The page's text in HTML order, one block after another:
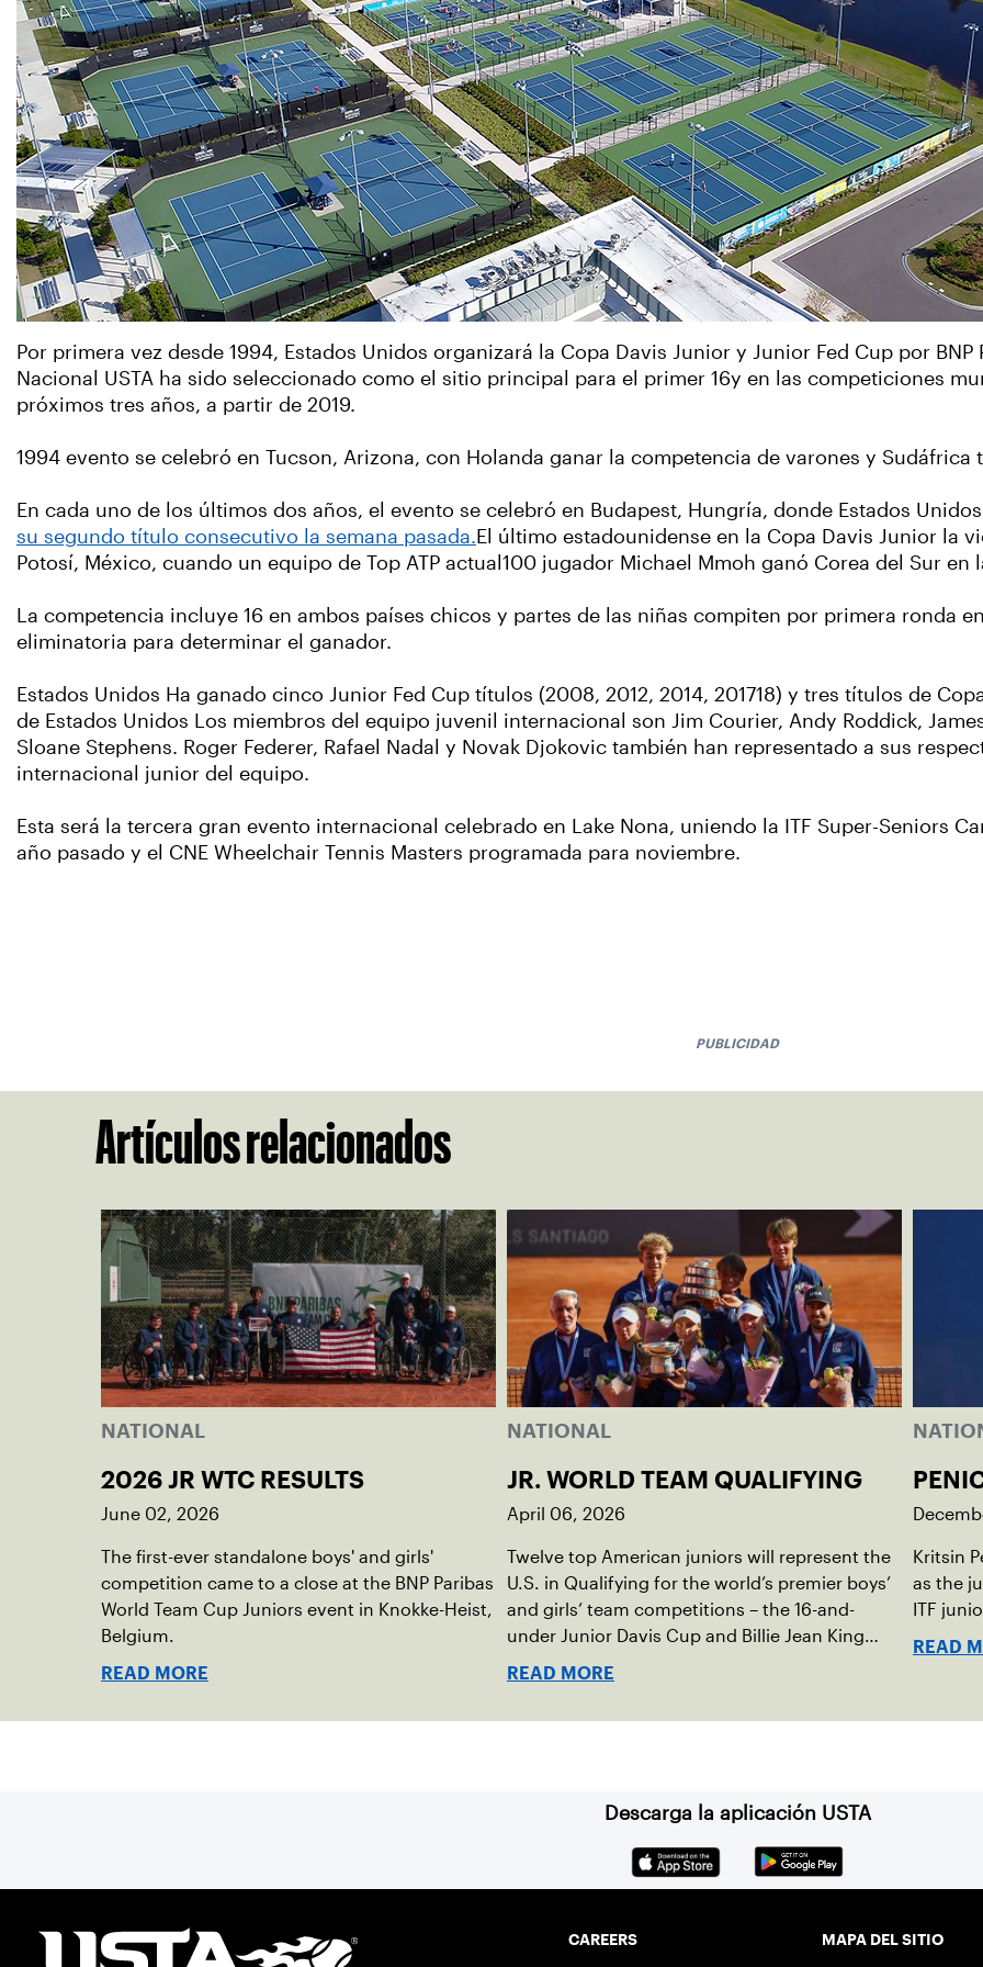
Por primera vez desde 1994, Estados Unidos organizará la Copa Davis Junior y Junior Fed Cup por BNP
Nacional USTA ha sido seleccionado como el sitio principal para el primer 16y en las competiciones
próximos tres años, a partir de 2019.
1994 evento se celebró en Tucson, Arizona, con Holanda ganar la competencia de varones y
En cada uno de los últimos dos años, el evento se celebró en Budapest, Hungría, donde Estados
su segundo título consecutivo la semana pasada. El último estadounidense en la Copa Davis Junior la
Potosí, México, cuando un equipo de Top ATP actual100 jugador Michael Mmoh ganó Corea del Sur en
La competencia incluye 16 en ambos países chicos y partes de las niñas compiten por primera ronda
eliminatoria para determinar el ganador.
Estados Unidos Ha ganado cinco Junior Fed Cup títulos (2008, 2012, 2014, 201718) y tres títulos de
de Estados Unidos Los miembros del equipo juvenil internacional son Jim Courier, Andy Roddick,
Sloane Stephens. Roger Federer, Rafael Nadal y Novak Djokovic también han representado a sus
internacional junior del equipo.
Esta será la tercera gran evento internacional celebrado en Lake Nona, uniendo la ITF Super-Seniors
año pasado y el CNE Wheelchair Tennis Masters programada para noviembre.
PUBLICIDAD
Artículos relacionados
NATIONAL
2026 JR WTC RESULTS
June 02, 2026
The first-ever standalone boys' and girls'
competition came to a close at the BNP Paribas
World Team Cup Juniors event in Knokke-Heist,
Belgium.
READ MORE
NATIONAL
JR. WORLD TEAM QUALIFYING
April 06, 2026
Twelve top American juniors will represent the
U.S. in Qualifying for the world’s premier boys’
and girls’ team competitions – the 16-and-
under Junior Davis Cup and Billie Jean King
Cup by Gainbridge and the 14-and-under ITF
READ MORE
Kritsin
as the
ITF
READ
Descarga la aplicación USTA
CAREERS MAPA DEL SITIO